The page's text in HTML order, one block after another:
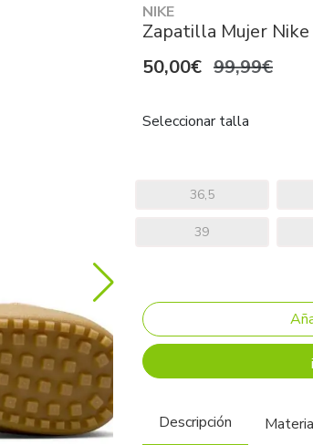
NIKE
Zapatilla Mujer
50,00€ 99,99€
Seleccionar talla
36,5
39
Descripción